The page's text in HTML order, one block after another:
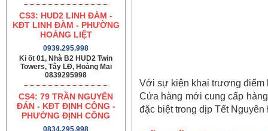
CS3: HUD2 LINH ĐÀM -
KĐT LINH ĐÀM - PHƯỜNG
HOÀNG LIỆT
0939.295.998
Ki ốt 01, Nhà B2 HUD2 Twin
Towers, Tây LĐ, Hoàng Mai
0839295998
CS4: 79 TRẦN NGUYÊN
ĐÁN - KĐT ĐỊNH CÔNG -
PHƯỜNG ĐỊNH CÔNG
0834.295.998
Với sự kiện khai trương điểm
Cửa hàng mới cung cấp
đặc biệt trong dịp Tết